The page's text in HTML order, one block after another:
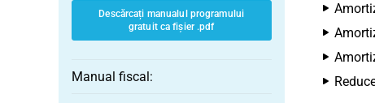
Descărcați manualul programului
gratuit ca fișier .pdf
Manual fiscal: